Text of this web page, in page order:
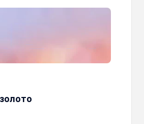
FPWC обеспечат круглосуточный